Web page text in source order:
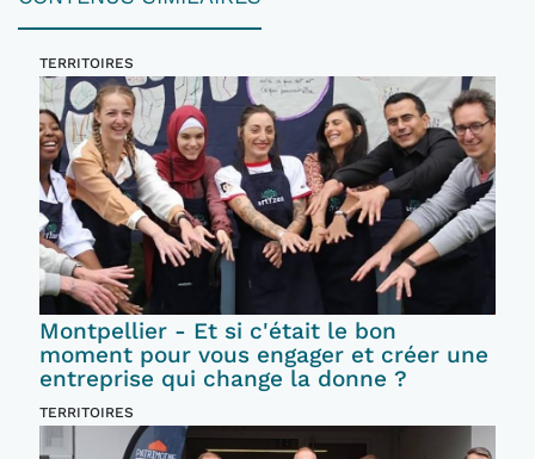
TERRITOIRES
Montpellier - Et si c'était le bon
moment pour vous engager et créer une
entreprise qui change la donne ?
TERRITOIRES